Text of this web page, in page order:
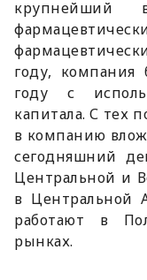
крупнейший
году, компания
году с
капитала. С тех
в компанию
сегодняшний
Центральной и
в Центральной
работают в
рынках.